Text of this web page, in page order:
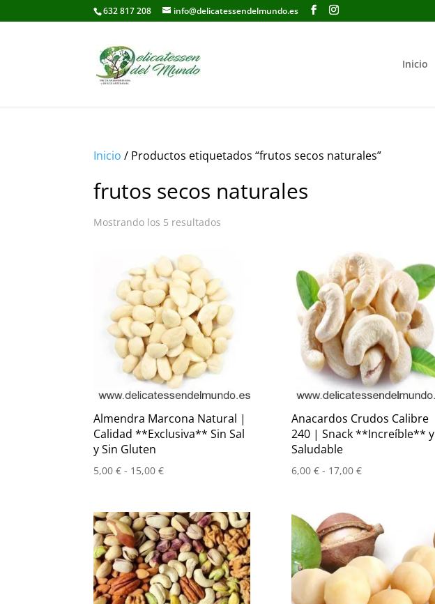
632 817 208 info@delicatessendelmundo.es
Inicio
Inicio / Productos etiquetados “frutos secos naturales”
frutos secos naturales
Mostrando los 5 resultados
Almendra Marcona Natural |
Calidad **Exclusiva** Sin Sal
y Sin Gluten
5,00€ - 15,00€Rango
desde
5,00 €
hasta
15,00 €
Anacardos Crudos Calibre
240 | Snack **Increíble** y
Saludable
6,00 € - 17,00 €Rango
desde
6,00 €
hasta
17,00 €